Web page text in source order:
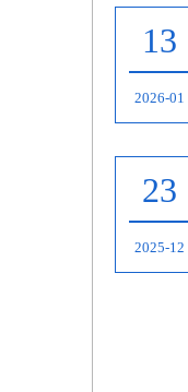
13
2026-01
23
2025-12